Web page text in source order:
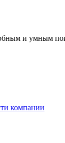
и умным
компании